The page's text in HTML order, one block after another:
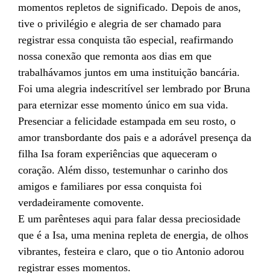
momentos repletos de significado. Depois de anos,
tive o privilégio e alegria de ser chamado para
registrar essa conquista tão especial, reafirmando
nossa conexão que remonta aos dias em que
trabalhávamos juntos em uma instituição bancária.
Foi uma alegria indescritível ser lembrado por Bruna
para eternizar esse momento único em sua vida.
Presenciar a felicidade estampada em seu rosto, o
amor transbordante dos pais e a adorável presença da
filha Isa foram experiências que aqueceram o
coração. Além disso, testemunhar o carinho dos
amigos e familiares por essa conquista foi
verdadeiramente comovente.
E um parênteses aqui para falar dessa preciosidade
que é a Isa, uma menina repleta de energia, de olhos
vibrantes, festeira e claro, que o tio Antonio adorou
registrar esses momentos.